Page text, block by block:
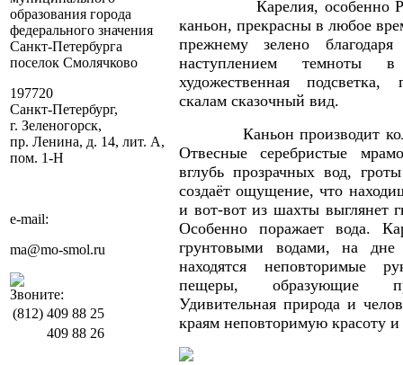
образования города
федерального значения
Санкт-Петербурга
поселок Смолячково
197720
Санкт-Петербург,
г. Зеленогорск,
пр. Ленина, д. 14, лит. А,
пом. 1-Н
e-mail:
ma@mo-smol.ru
Звоните:
(812) 409 88 25
409 88 26
Карелия, особенно
каньон, прекрасны в любое
прежнему зелено
наступлением темноты в
художественная
скалам сказочный вид.
Каньон производит
Отвесные серебристые
вглубь прозрачных вод,
создаёт ощущение, что
и вот-вот из шахты выглянет
Особенно поражает вода.
грунтовыми водами, на дне
находятся неповторимые
пещеры, образующие
Удивительная природа и
краям неповторимую красоту и